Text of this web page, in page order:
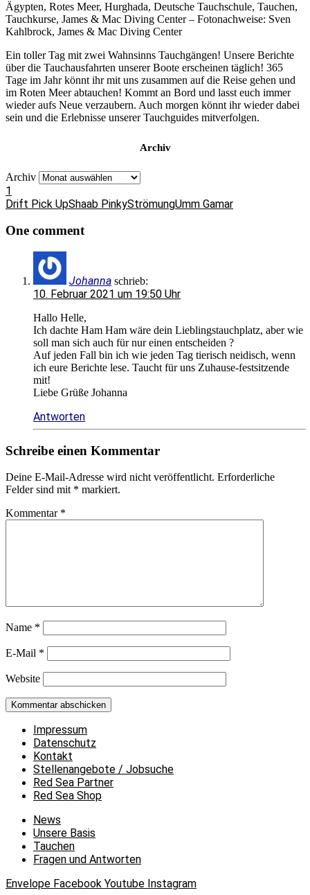
Ägypten, Rotes Meer, Hurghada, Deutsche Tauchschule, Tauchen,
Tauchkurse, James & Mac Diving Center – Fotonachweise: Sven
Kahlbrock, James & Mac Diving Center
Ein toller Tag mit zwei Wahnsinns Tauchgängen! Unsere Berichte
über die Tauchausfahrten unserer Boote erscheinen täglich! 365
Tage im Jahr könnt ihr mit uns zusammen auf die Reise gehen und
im Roten Meer abtauchen! Kommt an Bord und lasst euch immer
wieder aufs Neue verzaubern. Auch morgen könnt ihr wieder dabei
sein und die Erlebnisse unserer Tauchguides mitverfolgen.
Archiv
Archiv
1
Drift Pick UpShaab PinkyStrömungUmm Gamar
One comment
Johanna schrieb:
10. Februar 2021 um 19:50 Uhr
Hallo Helle,
Ich dachte Ham Ham wäre dein Lieblingstauchplatz, aber wie
soll man sich auch für nur einen entscheiden ?
Auf jeden Fall bin ich wie jeden Tag tierisch neidisch, wenn
ich eure Berichte lese. Taucht für uns Zuhause-festsitzende
mit!
Liebe Grüße Johanna
Antworten
Schreibe einen Kommentar
Deine E-Mail-Adresse wird nicht veröffentlicht. Erforderliche
Felder sind mit * markiert.
Kommentar *
Name *
E-Mail *
Website
Impressum
Datenschutz
Kontakt
Stellenangebote / Jobsuche
Red Sea Partner
Red Sea Shop
News
Unsere Basis
Tauchen
Fragen und Antworten
Envelope Facebook Youtube Instagram